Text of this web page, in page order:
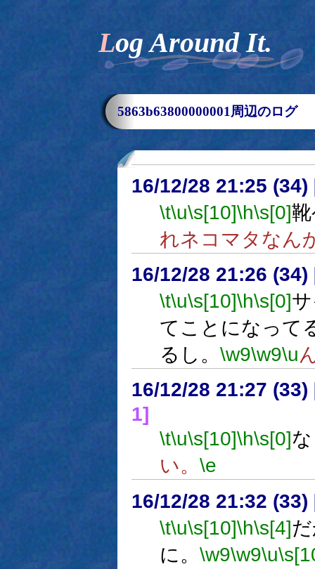
Log Around It.
5863b63800000001周辺のログ
16/12/28 21:25 (34)
\t\u\s[10]\h\s[0]
れネコマタなん
16/12/28 21:26 (34)
\t\u\s[10]\h\s[0]
てことになって
るし。 \w9\w9\u
16/12/28 21:27 (33)
1]
\t\u\s[10]\h\s[0]
い。 \e
16/12/28 21:32 (33)
\t\u\s[10]\h\s[4]
に。 \w9\w9\u